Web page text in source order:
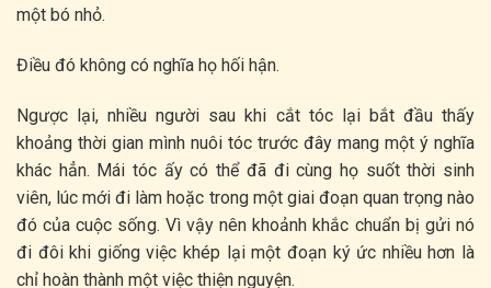
một bó nhỏ.
Điều đó không có nghĩa họ hối hận.
Ngược lại, nhiều người sau khi cắt tóc lại bắt đầu thấy
khoảng thời gian mình nuôi tóc trước đây mang một ý nghĩa
khác hẳn. Mái tóc ấy có thể đã đi cùng họ suốt thời sinh
viên, lúc mới đi làm hoặc trong một giai đoạn quan trọng nào
đó của cuộc sống. Vì vậy nên khoảnh khắc chuẩn bị gửi nó
đi đôi khi giống việc khép lại một đoạn ký ức nhiều hơn là
chỉ hoàn thành một việc thiện nguyện.